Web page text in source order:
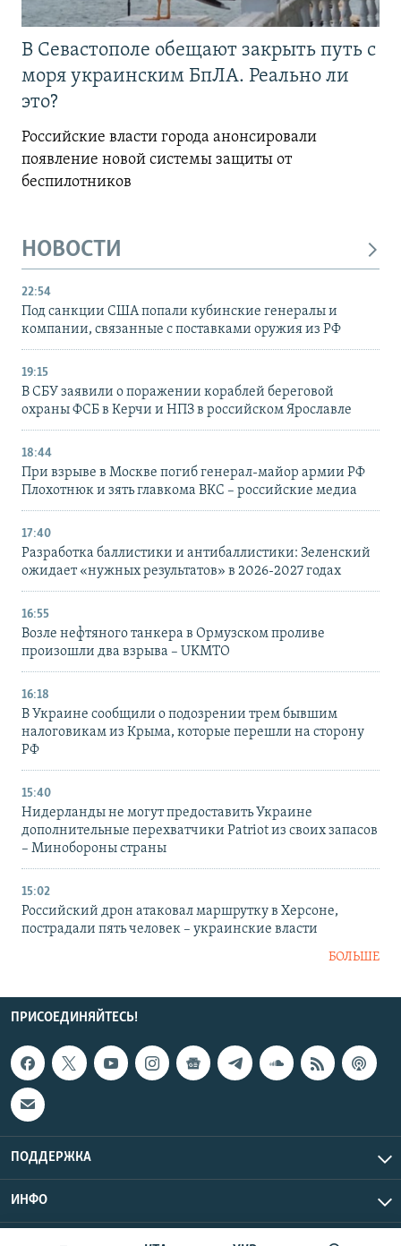
В Севастополе обещают закрыть путь с
моря украинским БпЛА. Реально ли
это?
Российские власти города анонсировали
появление новой системы защиты от
беспилотников
НОВОСТИ
22:54
Под санкции США попали кубинские генералы и
компании, связанные с поставками оружия из РФ
19:15
В СБУ заявили о поражении кораблей береговой
охраны ФСБ в Керчи и НПЗ в российском Ярославле
18:44
При взрыве в Москве погиб генерал-майор армии РФ
Плохотнюк и зять главкома ВКС – российские медиа
17:40
Разработка баллистики и антибаллистики: Зеленский
ожидает «нужных результатов» в 2026-2027 годах
16:55
Возле нефтяного танкера в Ормузском проливе
произошли два взрыва – UKMTO
16:18
В Украине сообщили о подозрении трем бывшим
налоговикам из Крыма, которые перешли на сторону
РФ
15:40
Нидерланды не могут предоставить Украине
дополнительные перехватчики Patriot из своих запасов
– Минобороны страны
15:02
Российский дрон атаковал маршрутку в Херсоне,
пострадали пять человек – украинские власти
БОЛЬШЕ
ПРИСОЕДИНЯЙТЕСЬ!
ПОДДЕРЖКА
ИНФО